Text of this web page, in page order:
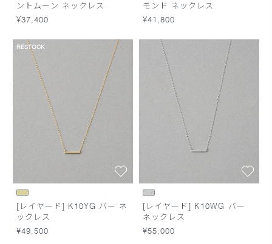
ントムーン ネックレス
¥37,400
モンド ネックレス
¥41,800
RESTOCK
[レイヤード] K10YG バー ネ
ックレス
¥49,500
[レイヤード] K10WG バー
ネックレス
¥55,000